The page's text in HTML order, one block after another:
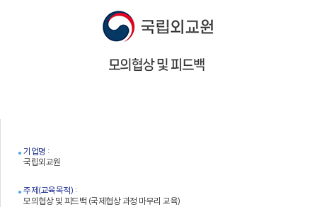
기업명 :
국립외교원
주제(교육목적) :
모의협상 및 피드백 (국제협상 과정 마무리 교육)